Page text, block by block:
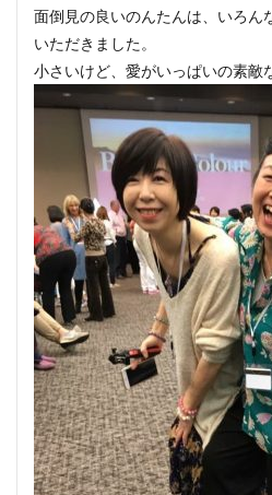
面倒見の良いのんたんは、いろん
いただきました。
小さいけど、愛がいっぱいの素敵